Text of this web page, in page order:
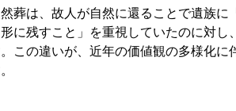
然葬は、故人が自然に還ることで遺族
形に残すこと」を重視していたのに対
この違いが、近年の価値観の多様化に